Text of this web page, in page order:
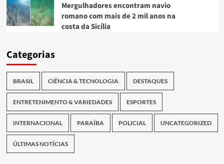
Mergulhadores encontram navio
romano com mais de 2 mil anos na
costa da Sicília
Categorias
BRASIL CIÊNCIA & TECNOLOGIA DESTAQUES
ENTRETENIMENTO & VARIEDADES ESPORTES
INTERNACIONAL PARAÍBA POLICIAL UNCATEGORIZED
ÚLTIMAS NOTÍCIAS